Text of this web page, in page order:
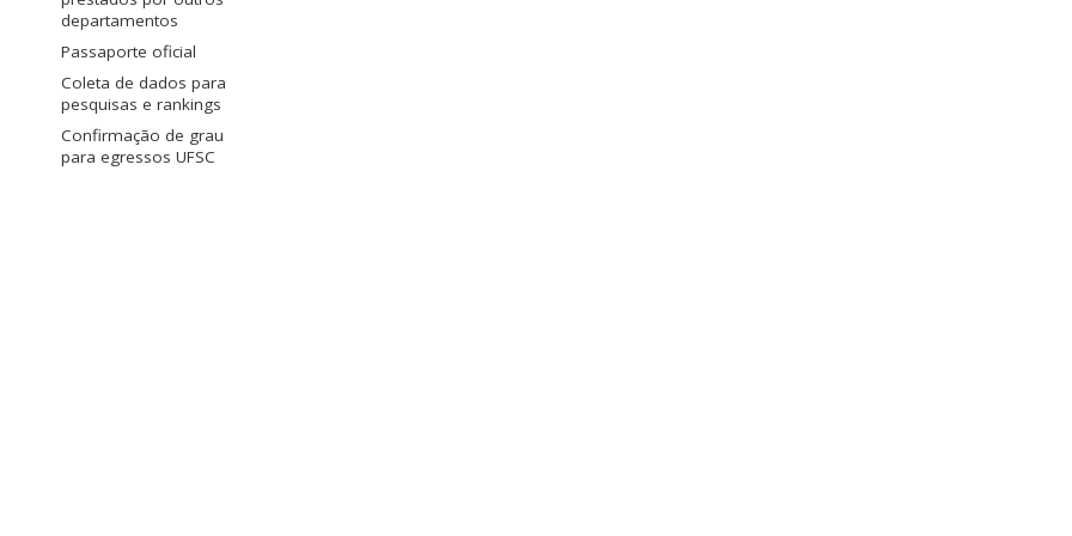
departamentos
Passaporte oficial
Coleta de dados para
pesquisas e rankings
Confirmação de grau
para egressos UFSC